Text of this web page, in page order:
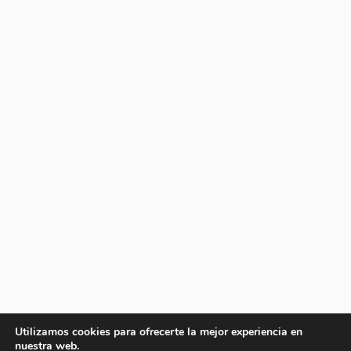
Utilizamos cookies para ofrecerte la mejor experiencia en
nuestra web.